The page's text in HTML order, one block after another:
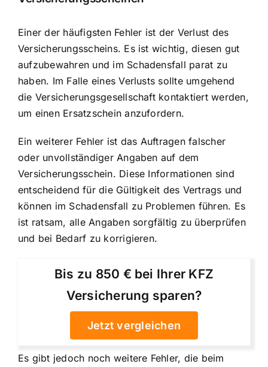
Einer der häufigsten Fehler ist der Verlust des
Versicherungsscheins. Es ist wichtig, diesen gut
aufzubewahren und im Schadensfall parat zu
haben. Im Falle eines Verlusts sollte umgehend
die Versicherungsgesellschaft kontaktiert werden,
um einen Ersatzschein anzufordern.
Ein weiterer Fehler ist das Auftragen falscher
oder unvollständiger Angaben auf dem
Versicherungsschein. Diese Informationen sind
entscheidend für die Gültigkeit des Vertrags und
können im Schadensfall zu Problemen führen. Es
ist ratsam, alle Angaben sorgfältig zu überprüfen
und bei Bedarf zu korrigieren.
Bis zu 850 € bei Ihrer KFZ
Versicherung sparen?
Jetzt vergleichen
Es gibt jedoch noch weitere Fehler, die beim